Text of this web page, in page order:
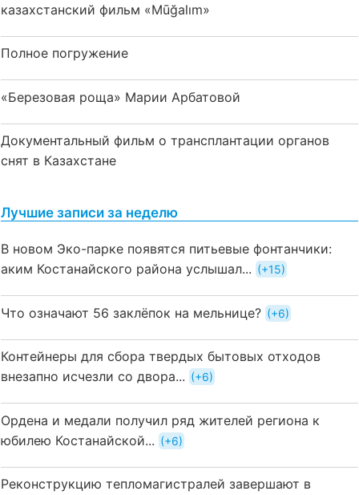
казахстанский фильм «Mūğalım»
Полное погружение
«Березовая роща» Марии Арбатовой
Документальный фильм о трансплантации органов
снят в Казахстане
Лучшие записи за неделю
В новом Эко-парке появятся питьевые фонтанчики:
аким Костанайского района услышал...
+15
Что означают 56 заклёпок на мельнице? +6
Контейнеры для сбора твердых бытовых отходов
внезапно исчезли со двора...
+6
Ордена и медали получил ряд жителей региона к
юбилею Костанайской...
+6
Реконструкцию тепломагистралей завершают в